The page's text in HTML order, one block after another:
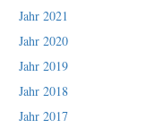
Jahr 2021
Jahr 2020
Jahr 2019
Jahr 2018
Jahr 2017